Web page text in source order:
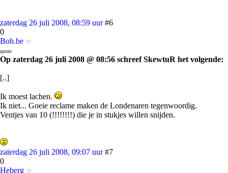
zaterdag 26 juli 2008, 08:59 uur #6
0
Bob.be
quote:
Op zaterdag 26 juli 2008 @ 08:56 schreef SkewtuR het volgende:
[..]
Ik moest lachen.
Ik niet... Goeie reclame maken de Londenaren tegenwoordig.
Ventjes van 10 (!!!!!!!!) die je in stukjes willen snijden.
zaterdag 26 juli 2008, 09:07 uur #7
0
Heberg